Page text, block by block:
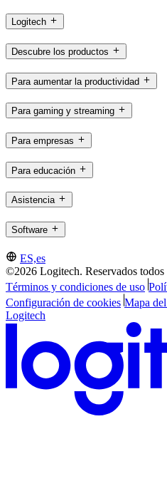
Logitech
Descubre los productos
Para aumentar la productividad
Para gaming y streaming
Para empresas
Para educación
Asistencia
Software
ES,es
©2026 Logitech. Reservados todos
Términos y condiciones de uso
Configuración de cookies Mapa
Logitech